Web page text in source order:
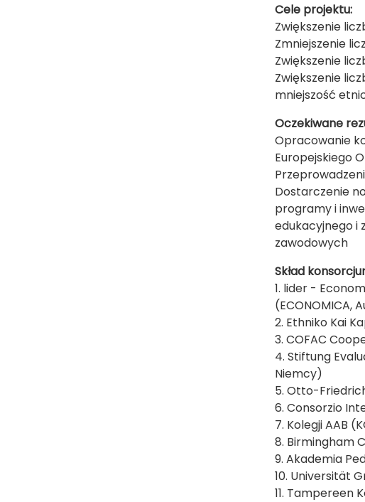
Cele projektu:
Zwiększenie
Zmniejszenie
Zwiększenie
Zwiększenie
mniejszość
Oczekiwane
Opracowanie
Europejskiego
Dostarczenie
programy i
edukacyjnego i
zawodowych
Skład
1. lider -
(ECONOMICA,
2. Ethniko Kai
3. COFAC
4. Stiftung
Niemcy)
5. Otto-
6. Consorzio
7. Kolegji AAB
8. Birmingham
9. Akademia
10. Universität
11. Tampereen